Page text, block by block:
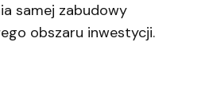
samej zabudowy
obszaru inwestycji.